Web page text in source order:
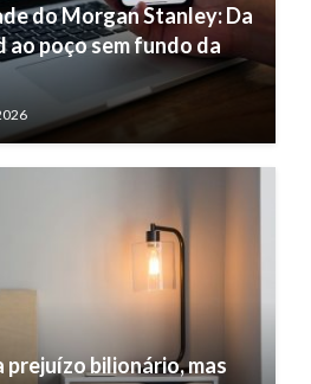
do Morgan Stanley: Da
ao poço sem fundo da
bilionário, mas